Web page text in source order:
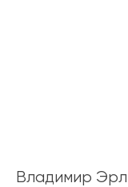
Владимир